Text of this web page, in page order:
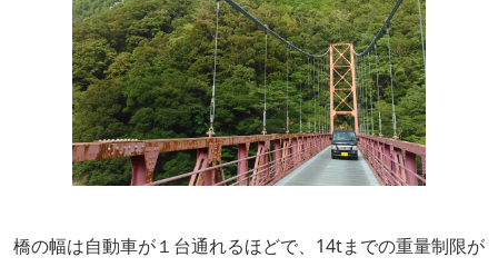
橋の幅は自動車が１台通れるほどで、14tまでの重量制限が